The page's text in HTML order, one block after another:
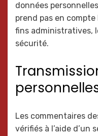
données
prend pas en
fins administratives,
sécurité.
Les commentaires
vérifiés à l’aide d’un